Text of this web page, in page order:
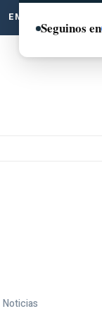
EMPRENDE VERDE
Noticias
Seguinos en